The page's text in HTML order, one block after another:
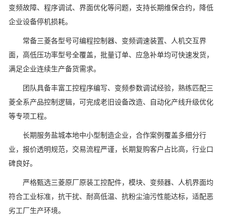
变频故障、程序调试、界面优化等问题，支持长期维保合约，降低
企业设备停机损耗。
常备三菱各型号可编程控制器、变频调速装置、人机交互界
面，高低压功率型号全覆盖，批量订单、应急补单均可快速发货，
满足企业连续生产备货需求。
团队具备丰富工控程序编写、变频参数调试经验，熟练匹配三
菱全系产品控制逻辑，可完成老旧设备改造、自动化产线升级优化
等专项工程。
长期服务盐城本地中小型制造企业，合作案例覆盖多细分行
业，报价透明规范，交易流程严谨，长期复购客户占比高，行业口
碑良好。
严格甄选三菱原厂原装工控配件，模块、变频器、人机界面均
符合工业标准，抗干扰、耐高低温、抗粉尘油污性能达标，适配恶
劣工厂生产环境。